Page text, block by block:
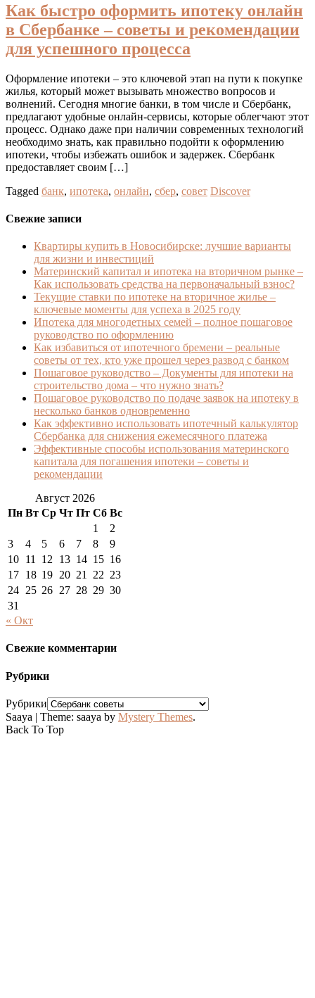
Как быстро оформить ипотеку онлайн
в Сбербанке – советы и рекомендации
для успешного процесса
Оформление ипотеки – это ключевой этап на пути к покупке
жилья, который может вызывать множество вопросов и
волнений. Сегодня многие банки, в том числе и Сбербанк,
предлагают удобные онлайн-сервисы, которые облегчают этот
процесс. Однако даже при наличии современных технологий
необходимо знать, как правильно подойти к оформлению
ипотеки, чтобы избежать ошибок и задержек. Сбербанк
предоставляет своим […]
Tagged банк, ипотека, онлайн, сбер, совет Discover
Свежие записи
Квартиры купить в Новосибирске: лучшие варианты
для жизни и инвестиций
Материнский капитал и ипотека на вторичном рынке –
Как использовать средства на первоначальный взнос?
Текущие ставки по ипотеке на вторичное жилье –
ключевые моменты для успеха в 2025 году
Ипотека для многодетных семей – полное пошаговое
руководство по оформлению
Как избавиться от ипотечного бремени – реальные
советы от тех, кто уже прошел через развод с банком
Пошаговое руководство – Документы для ипотеки на
строительство дома – что нужно знать?
Пошаговое руководство по подаче заявок на ипотеку в
несколько банков одновременно
Как эффективно использовать ипотечный калькулятор
Сбербанка для снижения ежемесячного платежа
Эффективные способы использования материнского
капитала для погашения ипотеки – советы и
рекомендации
Август 2026
Пн Вт Ср Чт Пт Сб Вс
1
2
3
4 5 6 7 8
9
10 11 12 13 14 15 16
17 18 19 20 21 22 23
24 25 26 27 28 29 30
31
« Окт
Свежие комментарии
Рубрики
Рубрики
Saaya | Theme: saaya by Mystery Themes.
Back To Top